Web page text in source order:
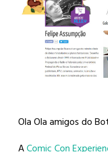
Ola Ola amigos do
AComic Con